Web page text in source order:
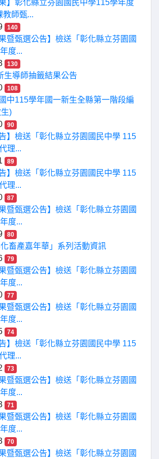
】彰化縣立芬園國民中學115學年度
教師甄...
140
暨甄選公告】檢送「彰化縣立芬園國
度...
130
生導師抽籤結果公告
108
中115學年國一新生全縣第一階段編
)
90
】檢送「彰化縣立芬園國民中學 115
理...
89
】檢送「彰化縣立芬園國民中學 115
理...
87
暨甄選公告】檢送「彰化縣立芬園國
度...
80
化畜產嘉年華」系列活動資訊
79
暨甄選公告】檢送「彰化縣立芬園國
度...
77
暨甄選公告】檢送「彰化縣立芬園國
度...
74
】檢送「彰化縣立芬園國民中學 115
理...
73
暨甄選公告】檢送「彰化縣立芬園國
度...
71
暨甄選公告】檢送「彰化縣立芬園國
度...
70
暨甄選公告】檢送「彰化縣立芬園國